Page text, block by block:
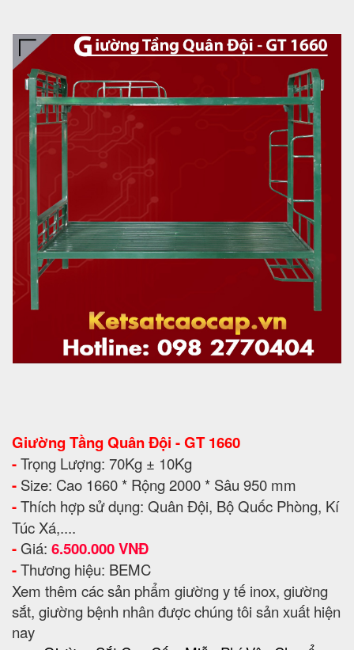
Giường Tầng Quân Đội - GT 1660
-Trọng Lượng: 70Kg ± 10Kg
- Size: Cao 1660 * Rộng 2000 * Sâu 950 mm
-Thích hợp sử dụng: Quân Đội, Bộ Quốc Phòng, Kí
Túc Xá,....
- Giá: 6.500.000 VNĐ
-Thương hiệu: BEMC
Xem thêm các sản phẩm giường y tế inox, giường
sắt, giường bệnh nhân được chúng tôi sản xuất hiện
nay